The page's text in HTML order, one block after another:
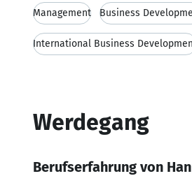
Management Business
International Business
Werdegang
Berufserfahrung von